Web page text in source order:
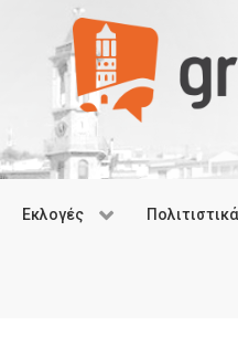
Εκλογές Πολιτιστικά